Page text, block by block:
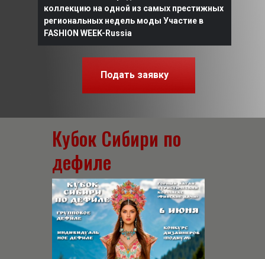
Подать заявку
коллекцию на одной из самых престижных
региональных недель моды Участие в
FASHION WEEK-Russia
Кубок Сибири по
дефиле